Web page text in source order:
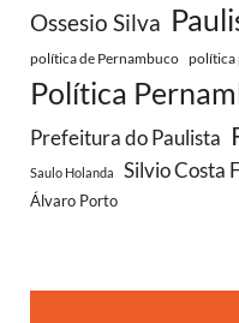
Ossesio Silva
política de Pernambuco política
Política
Prefeitura do Paulista
Saulo Holanda Silvio Costa
Álvaro Porto